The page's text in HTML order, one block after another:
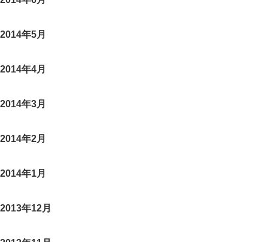
2014年5月
2014年4月
2014年3月
2014年2月
2014年1月
2013年12月